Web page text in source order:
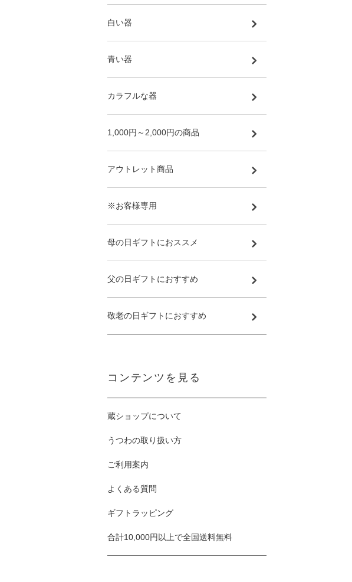
白い器
青い器
カラフルな器
1,000円～2,000円の商品
アウトレット商品
※お客様専用
母の日ギフトにおススメ
父の日ギフトにおすすめ
敬老の日ギフトにおすすめ
コンテンツを見る
蔵ショップについて
うつわの取り扱い方
ご利用案内
よくある質問
ギフトラッピング
合計10,000円以上で全国送料無料